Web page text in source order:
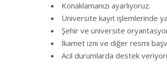
Konaklamanızı ayarlıyoruz.
Üniversite kayıt işlemlerinde
Şehir ve üniversite
İkamet izni ve diğer resmi
Acil durumlarda destek